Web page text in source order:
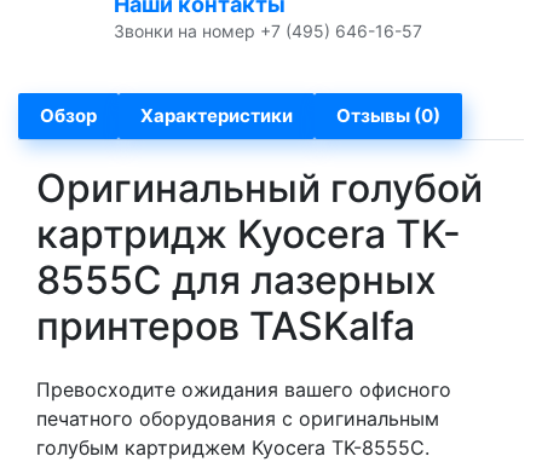
Звонки на номер +7 (495) 646-16-57
Обзор Характеристики Отзывы (0)
Оригинальный голубой
картридж Kyocera TK-
8555C для лазерных
принтеров TASKalfa
Превосходите ожидания вашего офисного
печатного оборудования с оригинальным
голубым картриджем Kyocera TK-8555C.